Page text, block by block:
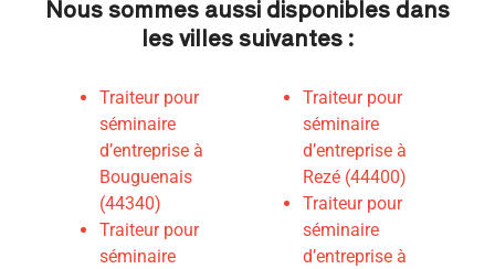
Nous sommes aussi disponibles dans
les villes suivantes :
Traiteur pour
séminaire
d’entreprise à
Bouguenais
(44340)
Traiteur pour
séminaire
Traiteur pour
séminaire
d’entreprise à
Rezé (44400)
Traiteur pour
séminaire
d’entreprise à